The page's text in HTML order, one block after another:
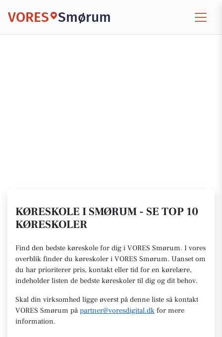
VORES Smørum
KØRESKOLE I SMØRUM - SE TOP 10
KØRESKOLER
Find den bedste køreskole for dig i VORES Smørum. I vores
overblik finder du køreskoler i VORES Smørum. Uanset om
du har prioriterer pris, kontakt eller tid for en kørelære,
indeholder listen de bedste køreskoler til dig og dit behov.
Skal din virksomhed ligge øverst på denne liste så kontakt
VORES Smørum på partner@voresdigital.dk for mere
information.